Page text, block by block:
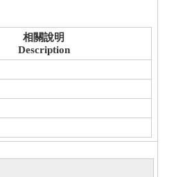
相關說明
Description